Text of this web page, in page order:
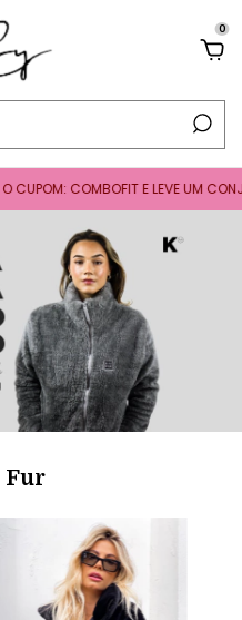
0
COMBOFIT E LEVE UM
Fur